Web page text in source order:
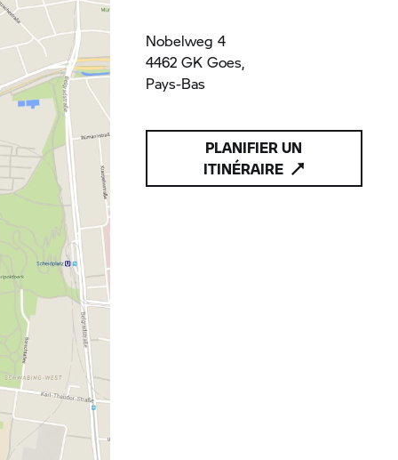
Nobelweg 4
4462 GK Goes,
Pays-Bas
PLANIFIER UN
ITINÉRAIRE